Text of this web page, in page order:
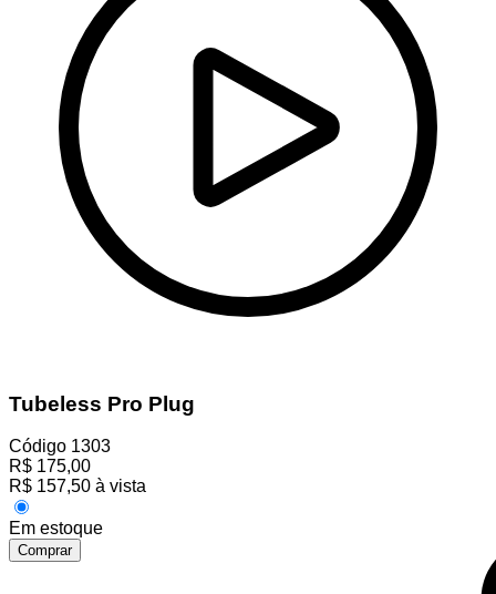
Tubeless Pro Plug
Código 1303
R$ 175,00
R$ 157,50 à vista
Em estoque
Comprar